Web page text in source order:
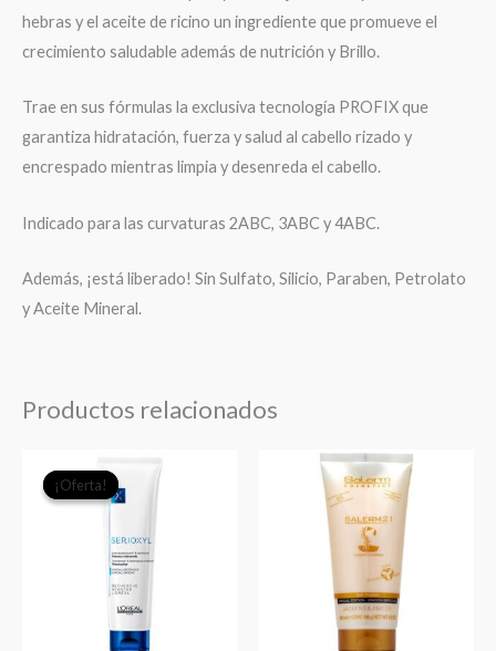
hebras y el aceite de ricino un ingrediente que promueve el
crecimiento saludable además de nutrición y Brillo.
Trae en sus fórmulas la exclusiva tecnología PROFIX que
garantiza hidratación, fuerza y salud al cabello rizado y
encrespado mientras limpia y desenreda el cabello.
Indicado para las curvaturas 2ABC, 3ABC y 4ABC.
Además, ¡está liberado! Sin Sulfato, Silicio, Paraben, Petrolato
y Aceite Mineral.
Productos relacionados
¡Oferta!
¡Oferta! precio
era:
$25.990.